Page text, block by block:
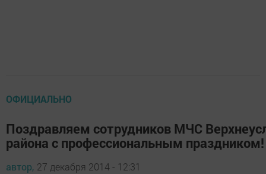
ОФИЦИАЛЬНО
Поздравляем сотрудников МЧС
района с профессиональным праздником!
автор, 27 декабря 2014 - 12:31